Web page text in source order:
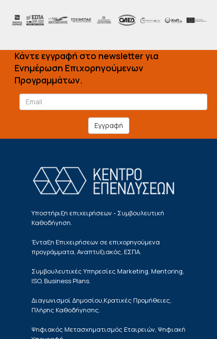
Κάντε εγγραφή στο newsletter για
Ενημέρωση Επιχορηγούμενων
Προγραμμάτων.
Εγγραφή
Υποστήριξη επιχειρήσεων - Συμβουλευτική
Καθοδήγηση.
Ένταξη Επιχειρήσεων σε επιχορηγούμενα
προγράμματα, Αναπτυξιακός, ΕΣΠΑ.
Συμβουλευτικές Υπηρεσίες Marketing, Mentoring,
ISO, Business Plans.
Διαγωνισμοί Δημοσίου,Κρατικές Προμήθειες,
Πλήρης Καθοδήγησης.
Ψηφιακός Μετασχηματισμός Εταιρειών, Ψηφιακή